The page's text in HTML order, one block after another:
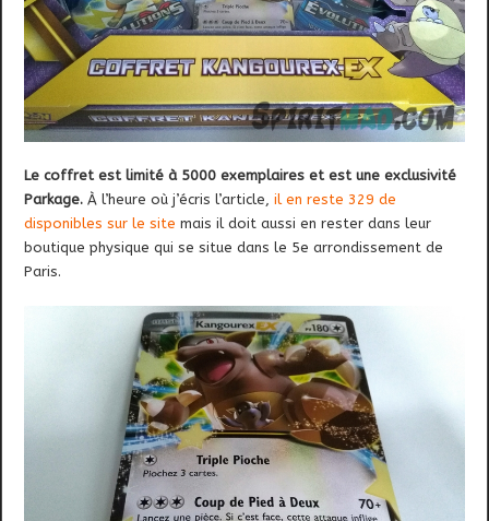
Le coffret est limité à 5000 exemplaires et est une exclusivité
Parkage. À l’heure où j’écris l’article,il en reste 329 de
disponibles sur le site mais il doit aussi en rester dans leur
boutique physique qui se situe dans le 5e arrondissement de
Paris.